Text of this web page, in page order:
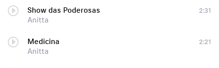
Show das Poderosas
Anitta
2:31
Medicina
Anitta
2:21